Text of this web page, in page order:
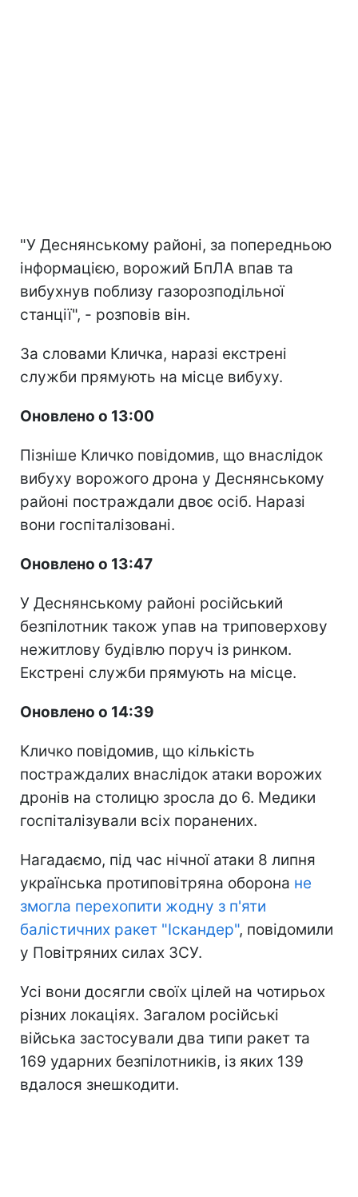
"У Деснянському районі, за попередньою
інформацією, ворожий БпЛА впав та
вибухнув поблизу газорозподільної
станції", - розповів він.
За словами Кличка, наразі екстрені
служби прямують на місце вибуху.
Оновлено о 13:00
Пізніше Кличко повідомив, що внаслідок
вибуху ворожого дрона у Деснянському
районі постраждали двоє осіб. Наразі
вони госпіталізовані.
Оновлено о 13:47
У Деснянському районі російський
безпілотник також упав на триповерхову
нежитлову будівлю поруч із ринком.
Екстрені служби прямують на місце.
Оновлено о 14:39
Кличко повідомив, що кількість
постраждалих внаслідок атаки ворожих
дронів на столицю зросла до 6. Медики
госпіталізували всіх поранених.
Нагадаємо, під час нічної атаки 8 липня
українська протиповітряна оборона не
змогла перехопити жодну з п'яти
балістичних ракет "Іскандер", повідомили
у Повітряних силах ЗСУ.
Усі вони досягли своїх цілей на чотирьох
різних локаціях. Загалом російські
війська застосували два типи ракет та
169 ударних безпілотників, із яких 139
вдалося знешкодити.